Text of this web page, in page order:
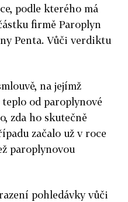
podle kterého má
firmě Paroplyn
Penta. Vůči verdiktu
na jejímž
od paroplynové
zda ho skutečně
začalo už v roce
paroplynovou
pohledávky vůči